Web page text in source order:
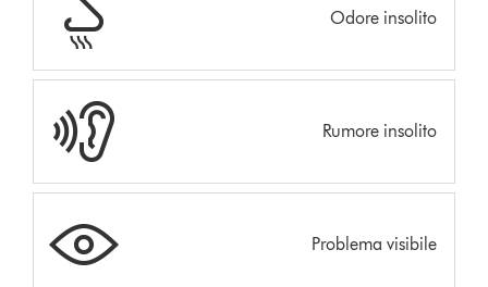
Odore insolito
Rumore insolito
Problema visibile